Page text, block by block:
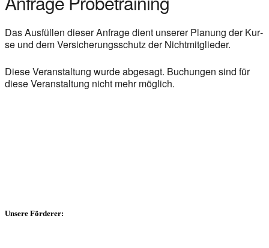
Das Aus­fül­len die­ser Anfra­ge dient unse­rer Pla­nung der Kur­
se und dem Ver­si­che­rungs­schutz der Nicht­mit­glie­der.
Die­se Ver­an­stal­tung wur­de abge­sagt. Buchun­gen sind für
die­se Ver­an­stal­tung nicht mehr mög­lich.
Unsere Förderer: